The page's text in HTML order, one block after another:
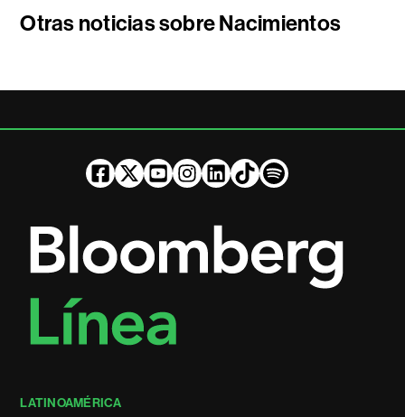
Otras noticias sobre Nacimientos
LATINOAMÉRICA